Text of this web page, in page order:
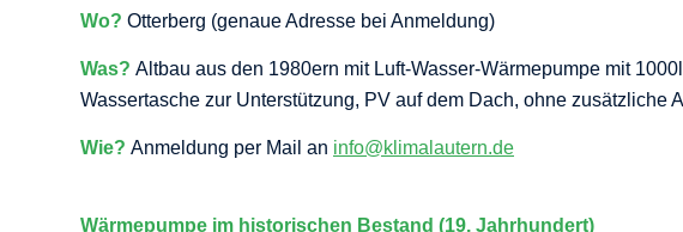
Wo? Otterberg (genaue Adresse bei Anmeldung)
Was? Altbau aus den 1980ern mit Luft-Wasser-Wärmepumpe mit
Wassertasche zur Unterstützung, PV auf dem Dach, ohne zusätzliche
Wie? Anmeldung per Mail an info@klimalautern.de
Wärmepumpe im historischen Bestand (19. Jahrhundert)